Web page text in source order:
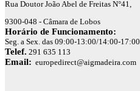
Rua Doutor João Abel de Freitas N°41,
9300-048 - Câmara de Lobos
Horário de Funcionamento:
Seg. a Sex. das 09:00-13:00/14:00-17:00
Telef. 291 635 113
Email: europedirect@aigmadeira.com